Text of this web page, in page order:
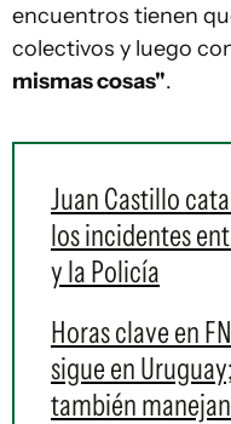
encuentros tienen
colectivos y luego
mismas cosas".
Juan Castillo
los incidentes
y la Policía
Horas clave en
sigue en
también